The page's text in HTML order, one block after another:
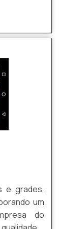
Telas o
para
e grades,
um
do